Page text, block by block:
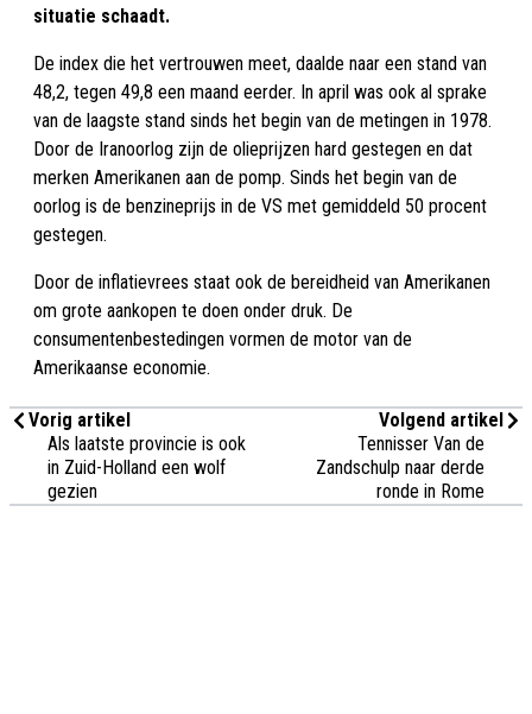
situatie schaadt.
De index die het vertrouwen meet, daalde naar een stand van
48,2, tegen 49,8 een maand eerder. In april was ook al sprake
van de laagste stand sinds het begin van de metingen in 1978.
Door de Iranoorlog zijn de olieprijzen hard gestegen en dat
merken Amerikanen aan de pomp. Sinds het begin van de
oorlog is de benzineprijs in de VS met gemiddeld 50 procent
gestegen.
Door de inflatievrees staat ook de bereidheid van Amerikanen
om grote aankopen te doen onder druk. De
consumentenbestedingen vormen de motor van de
Amerikaanse economie.
Vorig artikel
Als laatste provincie is ook
in Zuid-Holland een wolf
gezien
Volgend artikel
Tennisser Van de
Zandschulp naar derde
ronde in Rome